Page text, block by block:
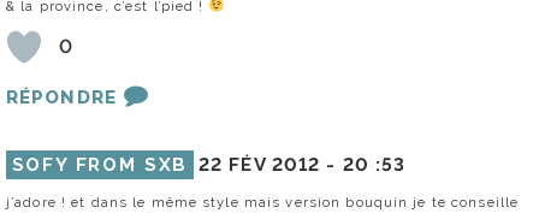
& la province, c’est l’pied !
0
RÉPONDRE
SOFY FROM SXB 22 FÉV 2012 - 20 :53
j’adore ! et dans le même style mais version bouquin je te conseille